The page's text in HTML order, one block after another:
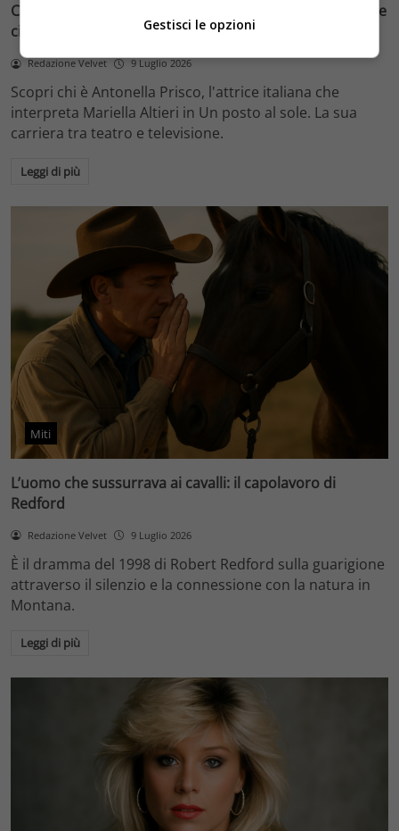
Chi è Antonella Prisco: la carriera dell’attrice tra teatro e
cinema
Redazione Velvet 9 Luglio 2026
Scopri chi è Antonella Prisco, l'attrice italiana che
interpreta Mariella Altieri in Un posto al sole. La sua
carriera tra teatro e televisione.
Leggi di più
Miti
L’uomo che sussurrava ai cavalli: il capolavoro di
Redford
Redazione Velvet 9 Luglio 2026
È il dramma del 1998 di Robert Redford sulla guarigione
attraverso il silenzio e la connessione con la natura in
Montana.
Leggi di più
Gestisci le opzioni